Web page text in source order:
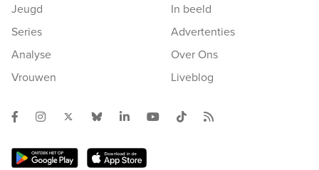
Jeugd
Series
Analyse
Vrouwen
In beeld
Advertenties
Over Ons
Liveblog